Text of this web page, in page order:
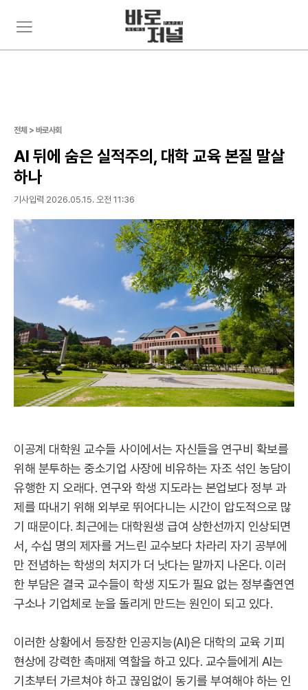
주
펼
치
기
전체 > 바로사회
AI 뒤에 숨은 실적주의, 대학 교육 본질 말살
하나
기사입력 2026.05.15. 오전 11:36
이공계 대학원 교수들 사이에서는 자신들을 연구비 확보를
위해 분투하는 중소기업 사장에 비유하는 자조 섞인 농담이
유행한 지 오래다. 연구와 학생 지도라는 본업보다 정부 과
제를 따내기 위해 외부로 뛰어다니는 시간이 압도적으로 많
기 때문이다. 최근에는 대학원생 급여 상한선까지 인상되면
서, 수십 명의 제자를 거느린 교수보다 차라리 자기 공부에
만 전념하는 학생의 처지가 더 낫다는 말까지 나온다. 이러
한 부담은 결국 교수들이 학생 지도가 필요 없는 정부출연연
구소나 기업체로 눈을 돌리게 만드는 원인이 되고 있다.
이러한 상황에서 등장한 인공지능(AI)은 대학의 교육 기피
현상에 강력한 촉매제 역할을 하고 있다. 교수들에게 AI는
기초부터 가르쳐야 하고 끊임없이 동기를 부여해야 하는 인